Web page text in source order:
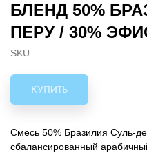
БЛЕНД 50%
ПЕРУ / 30%
SKU:
КУПИТЬ
Смесь 50% Бразилия Суль-
сбалансированный